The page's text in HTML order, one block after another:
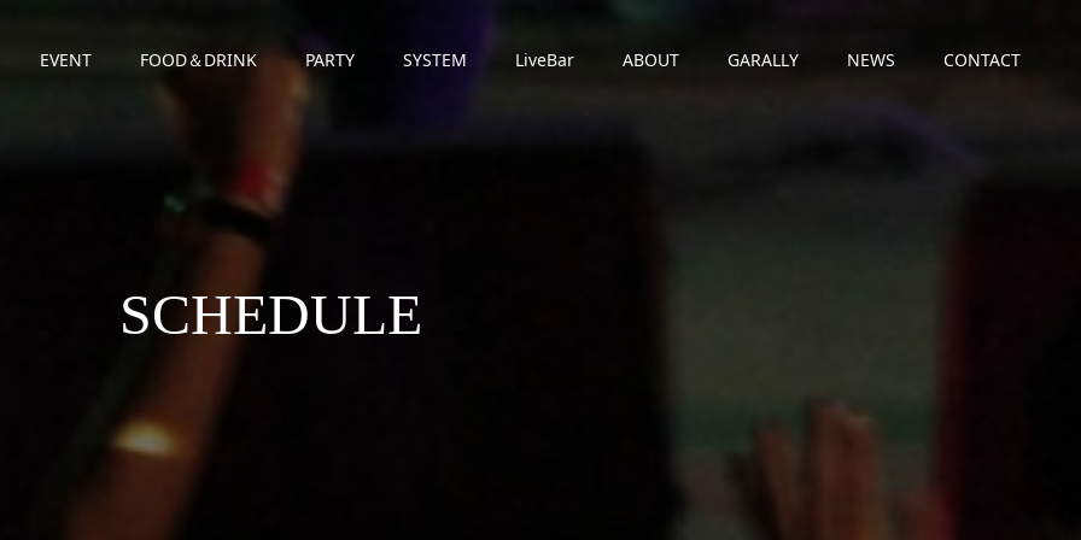
EVENT FOOD＆DRINK PARTY SYSTEM LiveBar ABOUT GARALLY NEWS CONTACT
SCHEDULE